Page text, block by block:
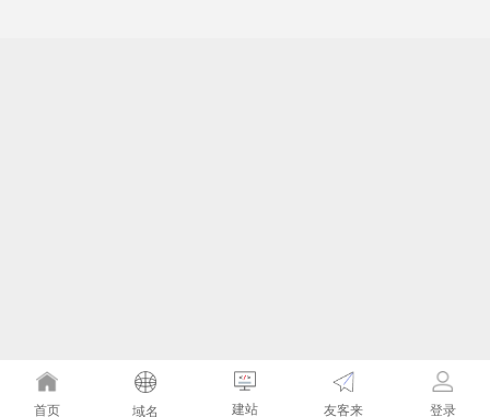
首页 域名 建站 友客来 登录